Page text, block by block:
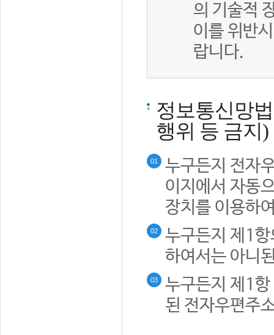
의 기술적
이를 위반
랍니다.
정보통신망
행위 등 금지)
01
누구든지 전자
이지에서 자동
장치를 이용하
02
누구든지 제1
하여서는 아니
03
누구든지 제1
된 전자우편주